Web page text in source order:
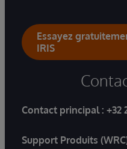
Essayez
IRIS
Contact principal : +32
Support Produits